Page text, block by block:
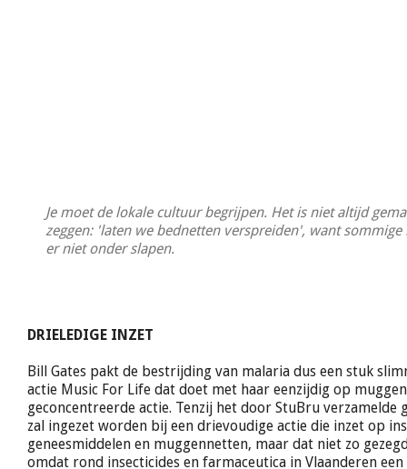
Je moet de lokale cultuur begrijpen. Het is niet altijd
zeggen: 'laten we bednetten verspreiden', want sommige
er niet onder slapen.
DRIELEDIGE INZET
Bill Gates pakt de bestrijding van malaria dus een stuk
actie Music For Life dat doet met haar eenzijdig op
geconcentreerde actie. Tenzij het door StuBru verzamelde
zal ingezet worden bij een drievoudige actie die inzet op
geneesmiddelen en muggennetten, maar dat niet zo
omdat rond insecticides en farmaceutica in Vlaanderen